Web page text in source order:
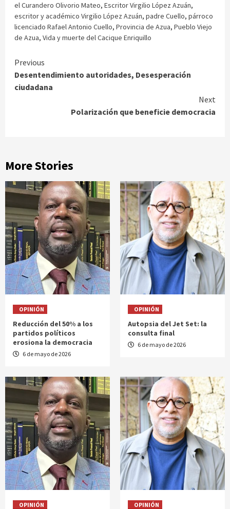
el Curandero Olivorio Mateo, Escritor Virgilio López Azuán,
escritor y académico Virgilio López Azuán, padre Cuello, párroco
licenciado Rafael Antonio Cuello, Provincia de Azua, Pueblo Viejo
de Azua, Vida y muerte del Cacique Enriquillo
Continue
Reading
Previous
Desentendimiento autoridades, Desesperación
ciudadana
Next
Polarización que beneficie democracia
More Stories
OPINIÓN
Reducción del 50% a los
partidos políticos
erosiona la democracia
6 de mayo de 2026
OPINIÓN
Autopsia del Jet Set: la
consulta final
6 de mayo de 2026
OPINIÓN OPINIÓN